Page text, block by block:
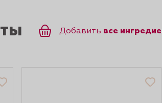
Добавить все